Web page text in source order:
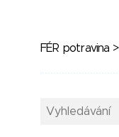
FÉR potravina >